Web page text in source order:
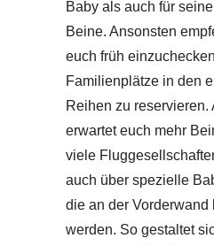
Baby als auch für
Beine. Ansonsten
euch früh
Familienplätze in den
Reihen zu reservieren.
erwartet euch mehr
viele
auch über spezielle
die an der Vorderwand
werden. So gestaltet